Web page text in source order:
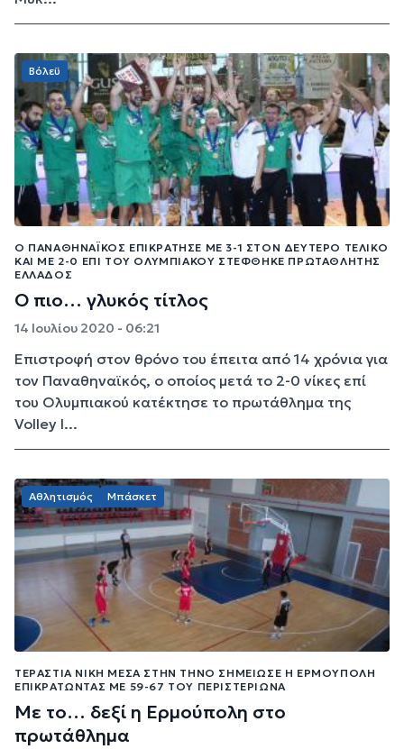
Βόλεϋ
Ο ΠΑΝΑΘΗΝΑΪΚΌΣ ΕΠΙΚΡΆΤΗΣΕ ΜΕ 3-1 ΣΤΟΝ ΔΕΎΤΕΡΟ ΤΕΛΙΚΌ
ΚΑΙ ΜΕ 2-0 ΕΠΊ ΤΟΥ ΟΛΥΜΠΙΑΚΟΎ ΣΤΈΦΘΗΚΕ ΠΡΩΤΑΘΛΗΤΉΣ
ΕΛΛΆΔΟΣ
Ο πιο… γλυκός τίτλος
14 Ιουλίου 2020 - 06:21
Επιστροφή στον θρόνο του έπειτα από 14 χρόνια για
τον Παναθηναϊκός, ο οποίος μετά το 2-0 νίκες επί
του Ολυμπιακού κατέκτησε το πρωτάθλημα της
Volley l...
Αθλητισμός Μπάσκετ
ΤΕΡΆΣΤΙΑ ΝΊΚΗ ΜΈΣΑ ΣΤΗΝ ΤΉΝΟ ΣΗΜΕΊΩΣΕ Η ΕΡΜΟΎΠΟΛΗ
ΕΠΙΚΡΑΤΏΝΤΑΣ ΜΕ 59-67 ΤΟΥ ΠΕΡΙΣΤΕΡΙΏΝΑ
Με το… δεξί η Ερμούπολη στο
πρωτάθλημα